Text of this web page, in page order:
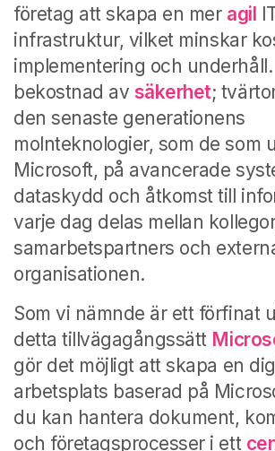
företag att skapa en mer agil
infrastruktur, vilket minskar
implementering och
bekostnad av säkerhet;
den senaste generationens
molnteknologier, som de som
Microsoft, på avancerade
dataskydd och åtkomst till
varje dag delas mellan
samarbetspartners och
organisationen.
Som vi nämnde är ett förfinat
detta tillvägagångssätt
gör det möjligt att skapa en
arbetsplats baserad på
du kan hantera dokument,
och företagsprocesser i ett